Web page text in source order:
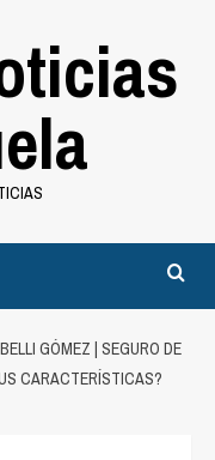
GÓMEZ | SEGURO DE
CARACTERÍSTICAS?